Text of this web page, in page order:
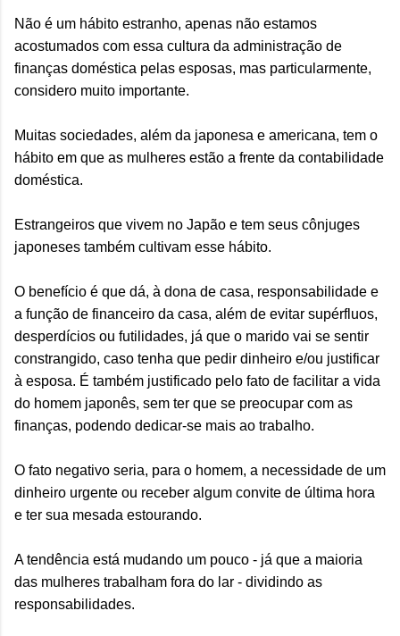
Não é um hábito estranho, apenas não estamos
acostumados com essa cultura da administração de
finanças doméstica pelas esposas, mas particularmente,
considero muito importante.
Muitas sociedades, além da japonesa e americana, tem o
hábito em que as mulheres estão a frente da contabilidade
doméstica.
Estrangeiros que vivem no Japão e tem seus cônjuges
japoneses também cultivam esse hábito.
O benefício é que dá, à dona de casa, responsabilidade e
a função de financeiro da casa, além de evitar supérfluos,
desperdícios ou futilidades, já que o marido vai se sentir
constrangido, caso tenha que pedir dinheiro e/ou justificar
à esposa. É também justificado pelo fato de facilitar a vida
do homem japonês, sem ter que se preocupar com as
finanças, podendo dedicar-se mais ao trabalho.
O fato negativo seria, para o homem, a necessidade de um
dinheiro urgente ou receber algum convite de última hora
e ter sua mesada estourando.
A tendência está mudando um pouco - já que a maioria
das mulheres trabalham fora do lar - dividindo as
responsabilidades.